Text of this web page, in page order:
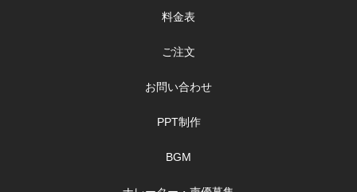
料金表
ご注文
お問い合わせ
PPT制作
BGM